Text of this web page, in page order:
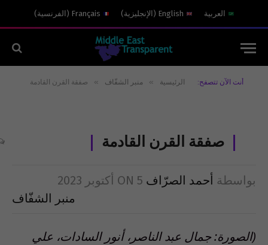
العربية English
( الإنجليزية)
Français
( الفرنسية)
أنت الآن تتصفح: الرئيسية » منبر الشفّاف » صفقة القرن القادمة
صفقة القرن القادمة
بواسطة أحمد الصرّاف ON 5 أكتوبر 2023
منبر الشفّاف
(الصورة: جمال عبد الناصر، أنور السادات، علي